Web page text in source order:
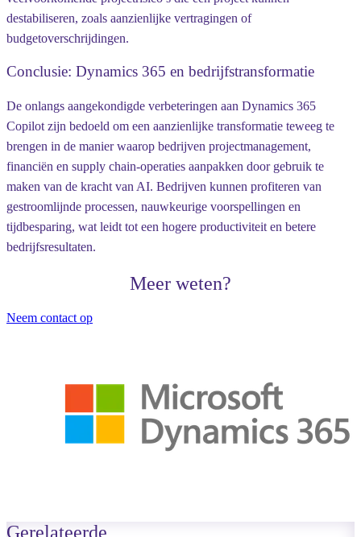
destabiliseren, zoals aanzienlijke vertragingen of
budgetoverschrijdingen.
Conclusie: Dynamics 365 en bedrijfstransformatie
De onlangs aangekondigde verbeteringen aan Dynamics 365
Copilot zijn bedoeld om een aanzienlijke transformatie teweeg te
brengen in de manier waarop bedrijven projectmanagement,
financiën en supply chain-operaties aanpakken door gebruik te
maken van de kracht van AI. Bedrijven kunnen profiteren van
gestroomlijnde processen, nauwkeurige voorspellingen en
tijdbesparing, wat leidt tot een hogere productiviteit en betere
bedrijfsresultaten.
Meer weten?
Neem contact op
Gerelateerde